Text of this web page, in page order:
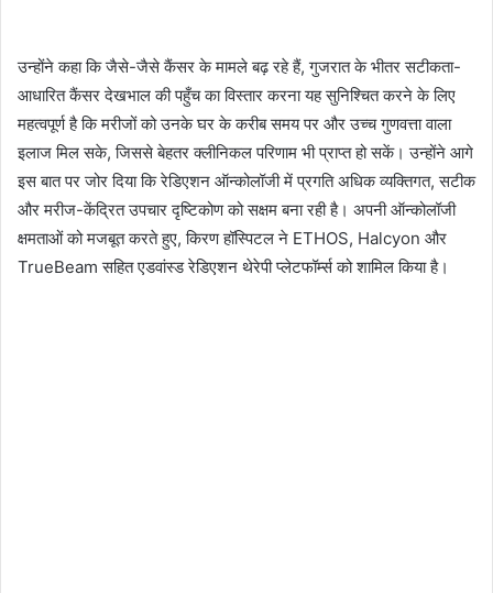
उन्होंने कहा कि जैसे-जैसे कैंसर के मामले बढ़ रहे हैं, गुजरात के भीतर सटीकता-
आधारित कैंसर देखभाल की पहुँच का विस्तार करना यह सुनिश्चित करने के लिए
महत्वपूर्ण है कि मरीजों को उनके घर के करीब समय पर और उच्च गुणवत्ता वाला
इलाज मिल सके, जिससे बेहतर क्लीनिकल परिणाम भी प्राप्त हो सकें। उन्होंने आगे
इस बात पर जोर दिया कि रेडिएशन ऑन्कोलॉजी में प्रगति अधिक व्यक्तिगत, सटीक
और मरीज-केंद्रित उपचार दृष्टिकोण को सक्षम बना रही है। अपनी ऑन्कोलॉजी
क्षमताओं को मजबूत करते हुए, किरण हॉस्पिटल ने ETHOS, Halcyon और
TrueBeam सहित एडवांस्ड रेडिएशन थेरेपी प्लेटफॉर्म्स को शामिल किया है।